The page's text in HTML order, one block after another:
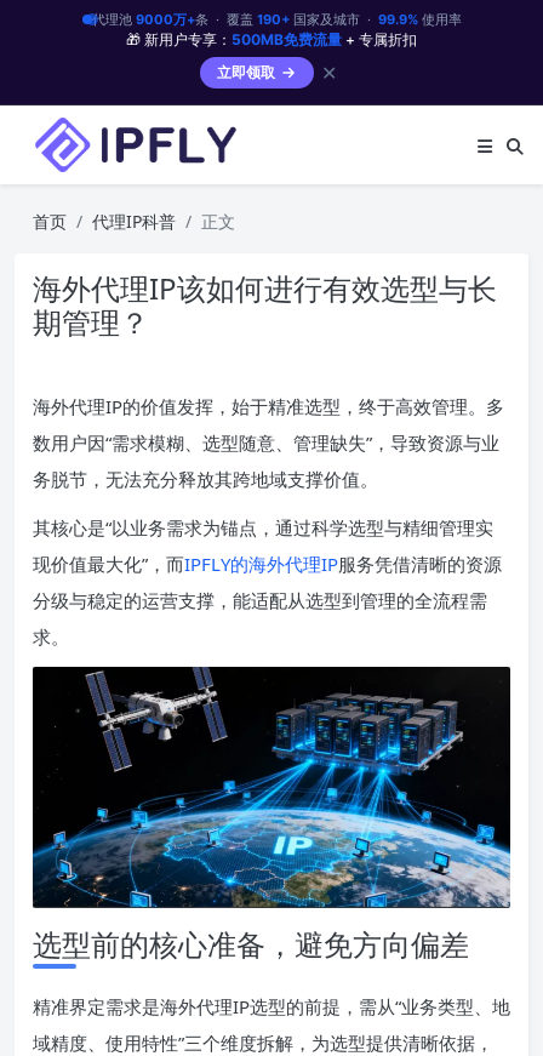
代理池 9000万+条 · 覆盖 190+国家及城市 · 99.9%使用率
🎁 新用户专享： 500MB免费流量 + 专属折扣
立即领取
✕
首页 代理IP科普 正文
海外代理IP该如何进行有效选型与长
期管理？
海外代理IP的价值发挥，始于精准选型，终于高效管理。多
数用户因“需求模糊、选型随意、管理缺失”，导致资源与业
务脱节，无法充分释放其跨地域支撑价值。
其核心是“以业务需求为锚点，通过科学选型与精细管理实
现价值最大化”，而IPFLY的海外代理IP服务凭借清晰的资源
分级与稳定的运营支撑，能适配从选型到管理的全流程需
求。
选型前的核心准备，避免方向偏差
精准界定需求是海外代理IP选型的前提，需从“业务类型、地
域精度、使用特性”三个维度拆解，为选型提供清晰依据，